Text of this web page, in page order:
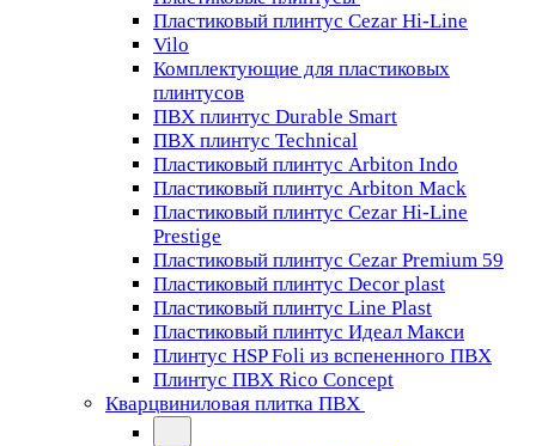
Пластиковый плинтус Cezar Hi-Line
Vilo
Комплектующие для пластиковых
плинтусов
ПВХ плинтус Durable Smart
ПВХ плинтус Technical
Пластиковый плинтус Arbiton Indo
Пластиковый плинтус Arbiton Mack
Пластиковый плинтус Cezar Hi-Line
Prestige
Пластиковый плинтус Cezar Premium 59
Пластиковый плинтус Decor plast
Пластиковый плинтус Line Plast
Пластиковый плинтус Идеал Макси
Плинтус HSP Foli из вспененного ПВХ
Плинтус ПВХ Rico Concept
Кварцвиниловая плитка ПВХ